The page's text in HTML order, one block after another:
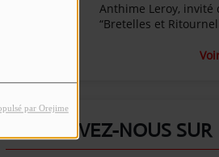
par Orejime
Anthime Leroy, invité
“Bretelles et
RETROUVEZ-NOUS SUR